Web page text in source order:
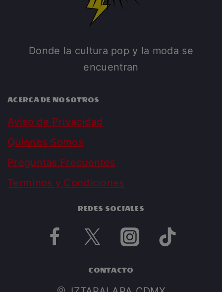
Donde la cultura pop y la moda se
encuentran
ACERCA DE NOSOTROS
Aviso de Privacidad
Quienes Somos
Preguntas Frecuentes
Terminos y Condiciones
REDES SOCIALES
CONTACTO